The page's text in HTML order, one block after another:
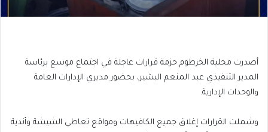
أصدرت محلية الخرطوم حزمة قرارات عاجلة في اجتماع موسع برئاسة
المدير التنفيذي عبد المنعم البشير، بحضور مديري الإدارات العامة
والوحدات الإدارية.
وشملت القرارات إغلاق جميع الكافيهات ومواقع تعاطي الشيشة وأندية